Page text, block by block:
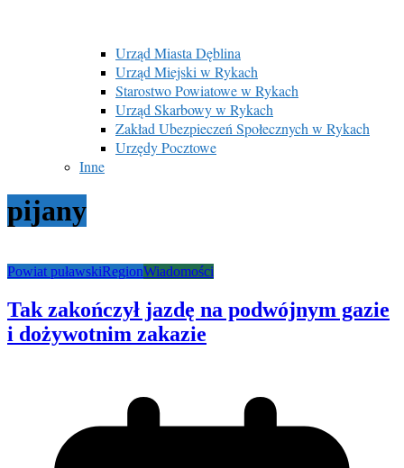
Urząd Miasta Dęblina
Urząd Miejski w Rykach
Starostwo Powiatowe w Rykach
Urząd Skarbowy w Rykach
Zakład Ubezpieczeń Społecznych w Rykach
Urzędy Pocztowe
Inne
pijany
Powiat puławskiRegionWiadomości
Tak zakończył jazdę na podwójnym gazie
i dożywotnim zakazie